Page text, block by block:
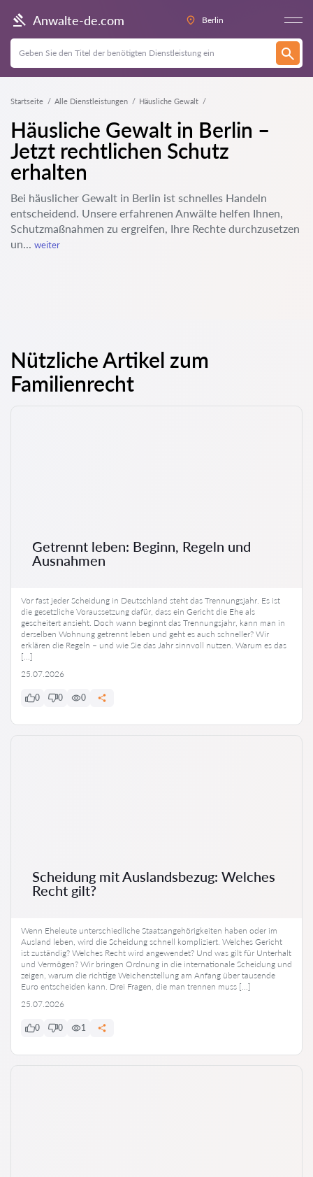
Anwalte-de.com Berlin
Startseite Alle Dienstleistungen Häusliche Gewalt
Häusliche Gewalt in Berlin –
Jetzt rechtlichen Schutz
erhalten
Bei häuslicher Gewalt in Berlin ist schnelles Handeln
entscheidend. Unsere erfahrenen Anwälte helfen Ihnen,
Schutzmaßnahmen zu ergreifen, Ihre Rechte durchzusetzen
un... weiter
Nützliche Artikel zum
Familienrecht
Getrennt leben: Beginn, Regeln und
Ausnahmen
Vor fast jeder Scheidung in Deutschland steht das Trennungsjahr. Es ist
die gesetzliche Voraussetzung dafür, dass ein Gericht die Ehe als
gescheitert ansieht. Doch wann beginnt das Trennungsjahr, kann man in
derselben Wohnung getrennt leben und geht es auch schneller? Wir
erklären die Regeln – und wie Sie das Jahr sinnvoll nutzen. Warum es das
[…]
25.07.2026
0 0 0
Scheidung mit Auslandsbezug: Welches
Recht gilt?
Wenn Eheleute unterschiedliche Staatsangehörigkeiten haben oder im
Ausland leben, wird die Scheidung schnell kompliziert. Welches Gericht
ist zuständig? Welches Recht wird angewendet? Und was gilt für Unterhalt
und Vermögen? Wir bringen Ordnung in die internationale Scheidung und
zeigen, warum die richtige Weichenstellung am Anfang über tausende
Euro entscheiden kann. Drei Fragen, die man trennen muss […]
25.07.2026
0 0 1